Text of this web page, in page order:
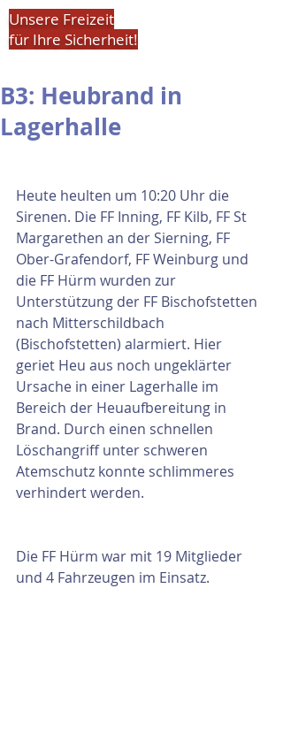
Unsere Freizeit
für Ihre Sicherheit!
B3: Heubrand in
Lagerhalle
Heute heulten um 10:20 Uhr die
Sirenen. Die FF Inning, FF Kilb, FF St
Margarethen an der Sierning, FF
Ober-Grafendorf, FF Weinburg und
die FF Hürm wurden zur
Unterstützung der FF Bischofstetten
nach Mitterschildbach
(Bischofstetten) alarmiert. Hier
geriet Heu aus noch ungeklärter
Ursache in einer Lagerhalle im
Bereich der Heuaufbereitung in
Brand. Durch einen schnellen
Löschangriff unter schweren
Atemschutz konnte schlimmeres
verhindert werden.
Die FF Hürm war mit 19 Mitglieder
und 4 Fahrzeugen im Einsatz.